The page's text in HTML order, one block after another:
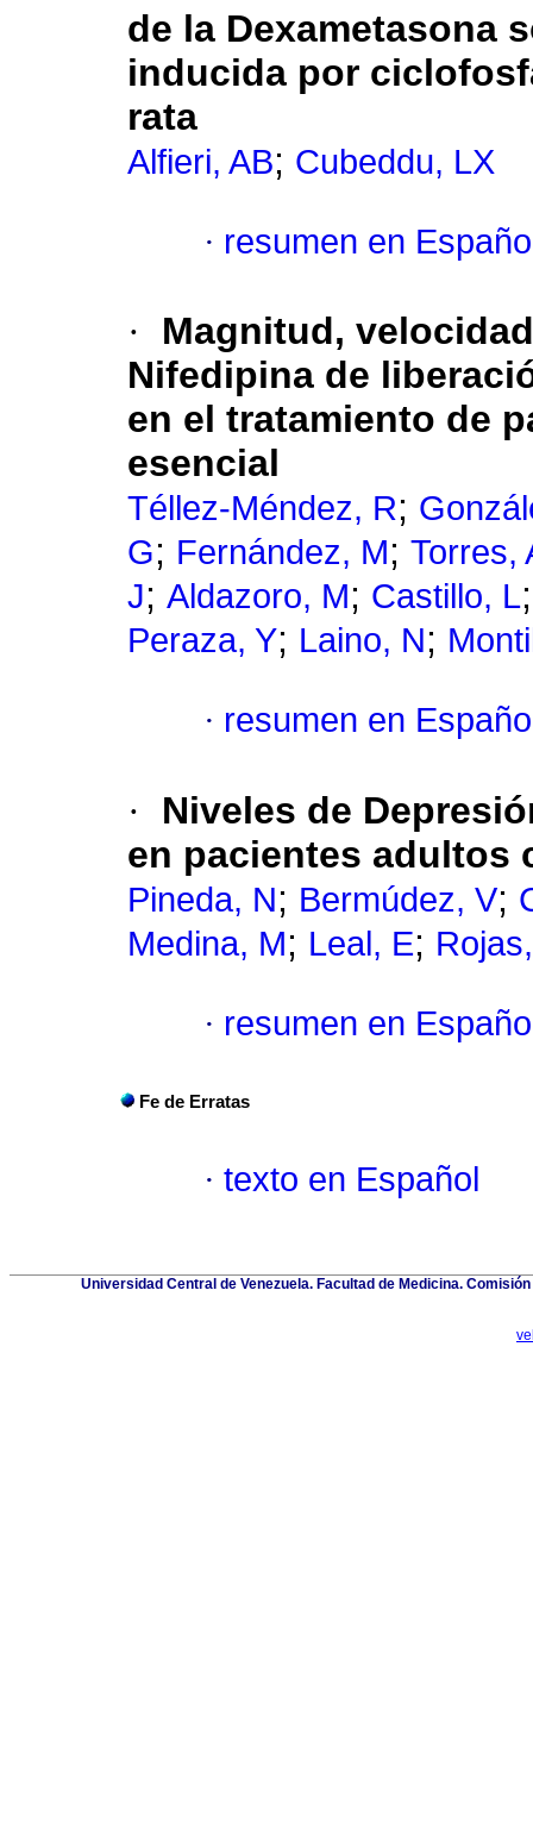
de la Dexametasona
inducida por
rata
Alfieri, AB; Cubeddu, LX
· resumen en
·
Magnitud,
Nifedipina de
en el tratamiento de
esencial
Téllez-Méndez, R;
G; Fernández, M; Torres,
J; Aldazoro, M; Castillo, L
Peraza, Y; Laino, N;
· resumen en
·
Niveles de
en pacientes adultos
Pineda, N; Bermúdez, V;
Medina, M; Leal, E;
· resumen en
Fe de Erratas
· texto en Español
Universidad Central de Venezuela. Facultad de Medicina.